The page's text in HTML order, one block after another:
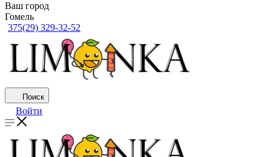
Ваш город
Гомель
375(29) 329-32-52
Поиск
Войти